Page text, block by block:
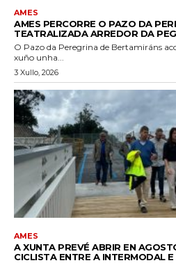
AMES
AMES PERCORRE O PAZO DA
TEATRALIZADA ARREDOR DA
O Pazo da Peregrina de Bertamiráns
xuño unha...
3 Xullo, 2026
AMES
A XUNTA PREVÉ ABRIR EN
CICLISTA ENTRE A INTERMODAL